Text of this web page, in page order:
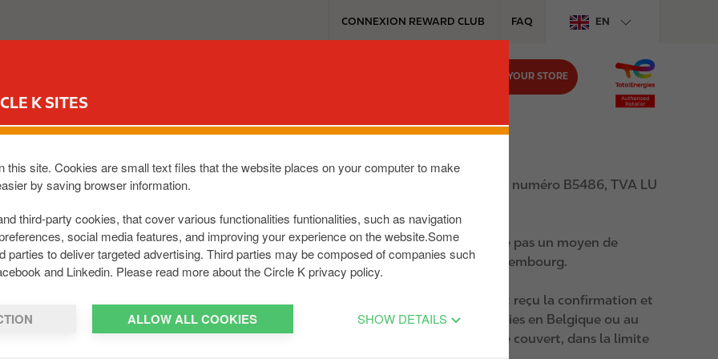
K SITES
this site. Cookies are small text files that the website places on your computer to make
by saving browser information.
third-party cookies, that cover various functionalities funtionalities, such as navigation
social media features, and improving your experience on the website.Some
parties to deliver targeted advertising. Third parties may be composed of companies such
and Linkedin. Please read more about the Circle K privacy policy.
ALLOW ALL COOKIES SHOW DETAILS
u
CONNEXION REWARD CLUB FAQ EN
FIND YOUR STORE
Rue des Trois Cantons 4-6, L-3980 Wickrange, inscrite au R.C. Luxembourg sous le numéro B5486, TVA LU
personnelle et incessible, délivrée par Circle K Luxembourg. La carte ne constitue pas un moyen de
droits attribués au titulaire au sein du réseau de stations participantes au Luxembourg.
d’une Carte Reward Club inscrits à l’Assistance Dépannage Gratuite, qui en ont reçu la confirmation et
25 L de carburant (8 L pour les motocyclettes) dans un shop Circle K/TotalEnergies en Belgique ou au
ainsi que toute personne transportée légalement et gratuitement dans le Véhicule couvert, dans la limite